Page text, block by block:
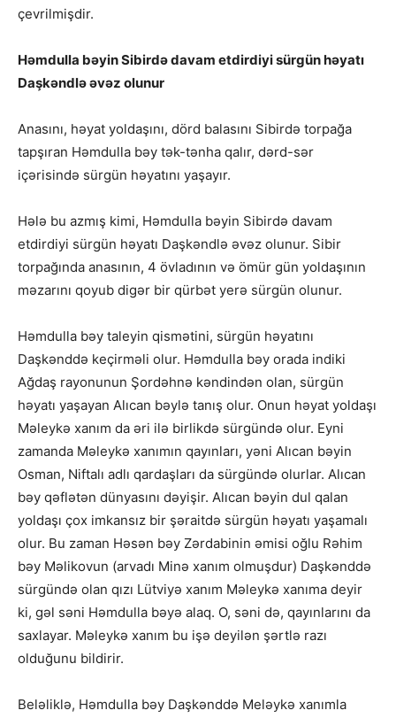
çevrilmişdir.
Həmdulla bəyin Sibirdə davam etdirdiyi sürgün həyatı
Daşkəndlə əvəz olunur
Anasını, həyat yoldaşını, dörd balasını Sibirdə torpağa
tapşıran Həmdulla bəy tək-tənha qalır, dərd-sər
içərisində sürgün həyatını yaşayır.
Hələ bu azmış kimi, Həmdulla bəyin Sibirdə davam
etdirdiyi sürgün həyatı Daşkəndlə əvəz olunur. Sibir
torpağında anasının, 4 övladının və ömür gün yoldaşının
məzarını qoyub digər bir qürbət yerə sürgün olunur.
Həmdulla bəy taleyin qismətini, sürgün həyatını
Daşkənddə keçirməli olur. Həmdulla bəy orada indiki
Ağdaş rayonunun Şordəhnə kəndindən olan, sürgün
həyatı yaşayan Alıcan bəylə tanış olur. Onun həyat yoldaşı
Məleykə xanım da əri ilə birlikdə sürgündə olur. Eyni
zamanda Məleykə xanımın qayınları, yəni Alıcan bəyin
Osman, Niftalı adlı qardaşları da sürgündə olurlar. Alıcan
bəy qəflətən dünyasını dəyişir. Alıcan bəyin dul qalan
yoldaşı çox imkansız bir şəraitdə sürgün həyatı yaşamalı
olur. Bu zaman Həsən bəy Zərdabinin əmisi oğlu Rəhim
bəy Məlikovun (arvadı Minə xanım olmuşdur) Daşkənddə
sürgündə olan qızı Lütviyə xanım Məleykə xanıma deyir
ki, gəl səni Həmdulla bəyə alaq. O, səni də, qayınlarını da
saxlayar. Məleykə xanım bu işə deyilən şərtlə razı
olduğunu bildirir.
Beləliklə, Həmdulla bəy Daşkənddə Meləykə xanımla